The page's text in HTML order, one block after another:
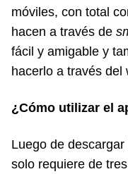
móviles, con total
hacen a través de
fácil y amigable y
hacerlo a través del
¿Cómo utilizar el
Luego de
solo requiere de